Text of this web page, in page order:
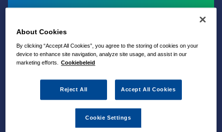
About Cookies
By clicking “Accept All Cookies”, you agree to the storing of cookies on your
device to enhance site navigation, analyze site usage, and assist in our
marketing efforts.
Cookiebeleid
Reject All Accept All Cookies
Cookie Settings